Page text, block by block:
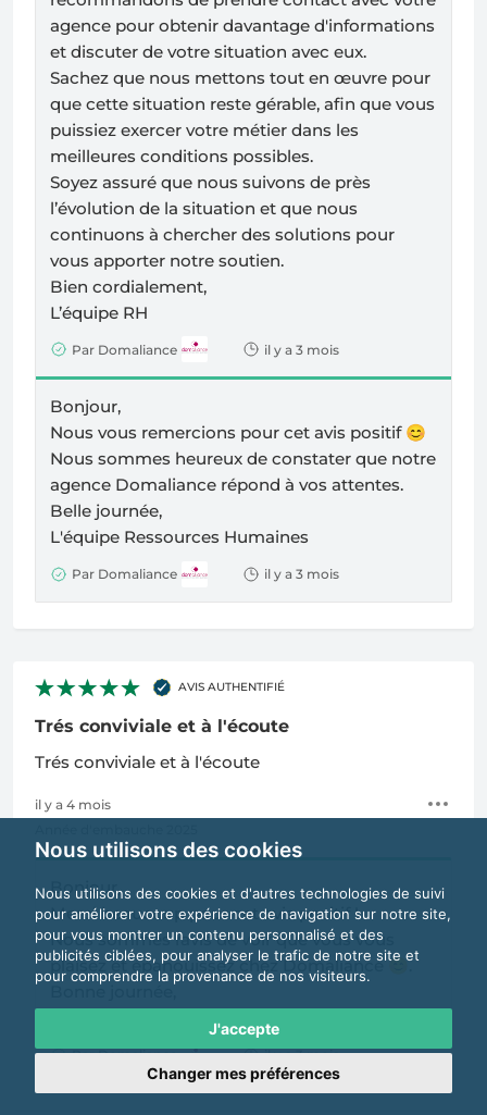
Nous utilisons des cookies
Nous utilisons des cookies et d'autres technologies de suivi
pour améliorer votre expérience de navigation sur notre site,
pour vous montrer un contenu personnalisé et des
publicités ciblées, pour analyser le trafic de notre site et
pour comprendre la provenance de nos visiteurs.
J'accepte
Changer mes préférences
agence pour obtenir davantage d'informations
et discuter de votre situation avec eux.
Sachez que nous mettons tout en œuvre pour
que cette situation reste gérable, afin que vous
puissiez exercer votre métier dans les
meilleures conditions possibles.
Soyez assuré que nous suivons de près
l’évolution de la situation et que nous
continuons à chercher des solutions pour
vous apporter notre soutien.
Bien cordialement,
L’équipe RH
Par Domaliance il y a 3 mois
Bonjour,
Nous vous remercions pour cet avis positif 😊
Nous sommes heureux de constater que notre
agence Domaliance répond à vos attentes.
Belle journée,
L'équipe Ressources Humaines
Par Domaliance il y a 3 mois
AVIS AUTHENTIFIÉ
Trés conviviale et à l'écoute
Trés conviviale et à l'écoute
il y a 4 mois
Bonjour,
Merci beaucoup pour cet avis positif !
Nous sommes ravis de voir que vous vous
plaisez et épanouissez chez Domaliance😊.
Bonne journée,
L'équipe Ressources Humaines
Par Domaliance il y a 3 mois